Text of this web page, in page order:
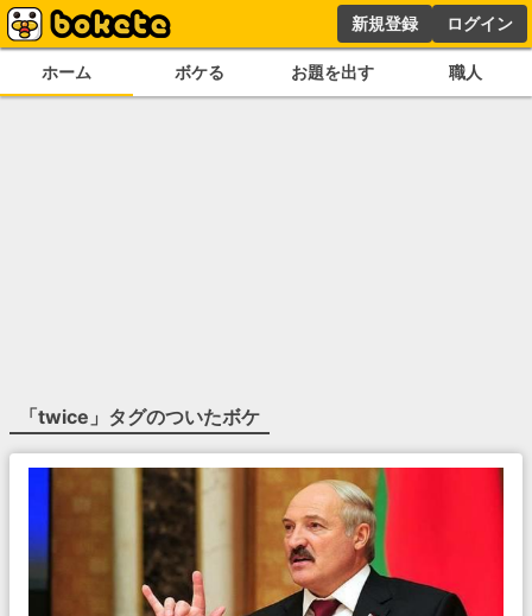
新規登録 ログイン
ホーム ボケる お題を出す 職人
「twice 」タグのついたボケ